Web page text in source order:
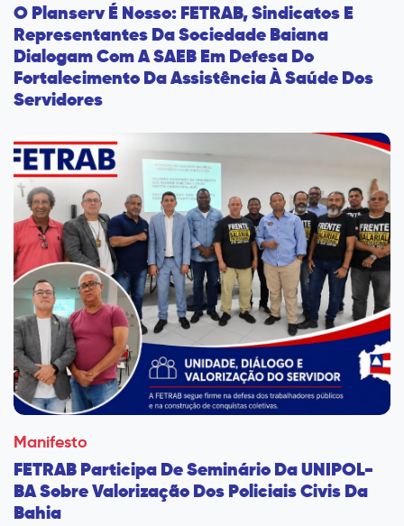
O Planserv É Nosso: FETRAB, Sindicatos E
Representantes Da Sociedade Baiana
Dialogam Com A SAEB Em Defesa Do
Fortalecimento Da Assistência À Saúde Dos
Servidores
Manifesto
FETRAB Participa De Seminário Da UNIPOL-
BA Sobre Valorização Dos Policiais Civis Da
Bahia